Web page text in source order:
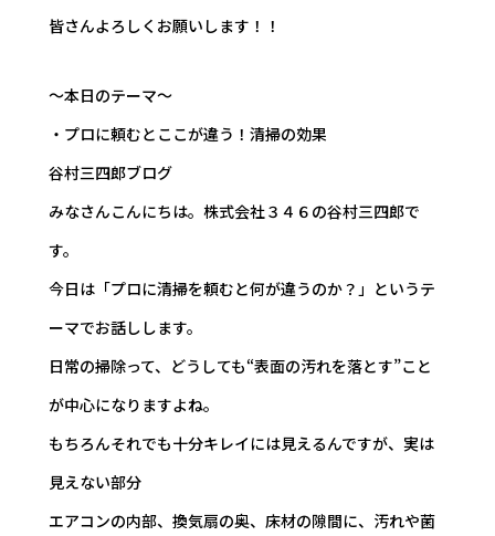
皆さんよろしくお願いします！！
～本日のテーマ～
・プロに頼むとここが違う！清掃の効果
――谷村三四郎ブログ
みなさんこんにちは。株式会社３４６の谷村三四郎で
す。
今日は「プロに清掃を頼むと何が違うのか？」というテ
ーマでお話しします。
日常の掃除って、どうしても“表面の汚れを落とす”こと
が中心になりますよね。
もちろんそれでも十分キレイには見えるんですが、実は
見えない部分――
エアコンの内部、換気扇の奥、床材の隙間――に、汚れや菌